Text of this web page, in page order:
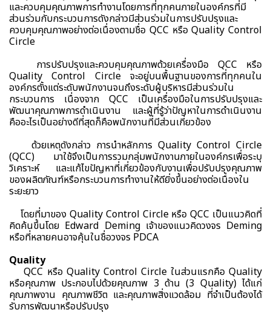
และควบคุมคุณภาพการทำงานโดยการที่ทุกคนภายในองค์กรที่มี
ส่วนร่วมกับกระบวนการดังกล่าวมีส่วนร่วมในการปรับปรุงและ
ควบคุมคุณภาพอย่างต่อเนื่องตามชื่อ QCC หรือ Quality Control
Circle
การปรับปรุงและควบคุมคุณภาพด้วยเครื่องมือ QCC หรือ
Quality Control Circle จะอยู่บนพื้นฐานของการที่ทุกคนใน
องค์กรตั้งแต่ระดับพนักงานจนถึงระดับผู้บริหารมีส่วนร่วมใน
กระบวนการ เนื่องจาก QCC เป็นเครื่องมือในการปรับปรุงและ
พัฒนาคุณภาพการดำเนินงาน และผู้ที่รู้ว่าปัญหาในการดำเนินงาน
คืออะไรเป็นอย่างดีที่สุดก็คือพนักงานที่มีส่วนเกี่ยวข้อง
ด้วยเหตุดังกล่าว การนำหลักการ Quality Control Circle
(QCC) มาใช้จึงเป็นการรวมกลุ่มพนักงานภายในองค์กรเพื่อระบุ
วิเคราะห์ และแก้ไขปัญหาที่เกี่ยวข้องกับงานเพื่อปรับปรุงคุณภาพ
ของผลิตภัณฑ์หรือกระบวนการทำงานให้ดียิ่งขึ้นอย่างต่อเนื่องใน
ระยะยาว
โดยที่มาของ Quality Control Circle หรือ QCC เป็นแนวคิดที่
คิดค้นขึ้นโดย Edward Deming เจ้าของแนวคิดวงจร Deming
หรือที่หลายคนอาจคุ้นในชื่อวงจร PDCA
Quality
QCC หรือ Quality Control Circle ในส่วนแรกคือ Quality
หรือคุณภาพ ประกอบไปด้วยคุณภาพ 3 ด้าน (3 Quality) ได้แก่
คุณภาพงาน คุณภาพชีวิต และคุณภาพสิ่งแวดล้อม ที่จำเป็นต้องได้
รับการพัฒนาหรือปรับปรุง